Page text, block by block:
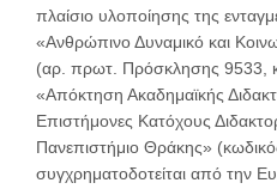
πλαίσιο υλοποίησης της
«Ανθρώπινο Δυναμικό και
(αρ. πρωτ. Πρόσκλησης 9533,
«Απόκτηση Ακαδημαϊκής
Επιστήμονες Κατόχους
Πανεπιστήμιο Θράκης»
συγχρηματοδοτείται από την